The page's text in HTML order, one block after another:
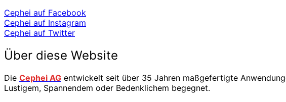
Cephei auf Facebook
Cephei auf Instagram
Cephei auf Twitter
Über diese Website
Die Cephei AG entwickelt seit über 35 Jahren maßgefertigte
Lustigem, Spannendem oder Bedenklichem begegnet.